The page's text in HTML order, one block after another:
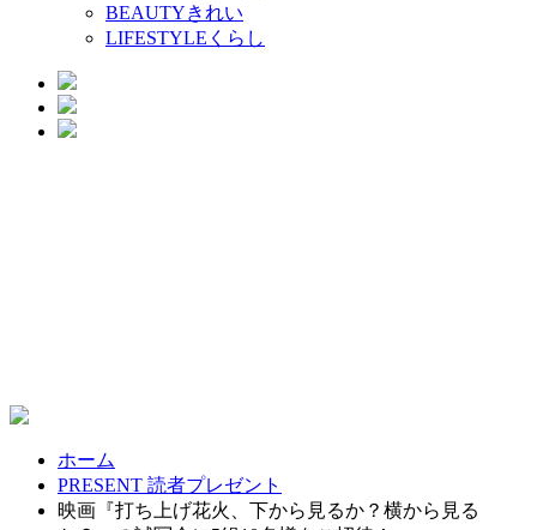
BEAUTYきれい
LIFESTYLE くらし
ホーム
PRESENT 読者プレゼント
映画『打ち上げ花火、下から見るか？横から見る